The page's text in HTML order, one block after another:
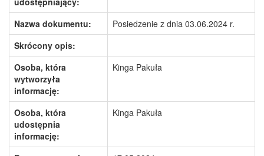
Nazwa dokumentu:
Posiedzenie z dnia 03.06.2024 r.
Skrócony opis:
Osoba, która
wytworzyła
informację:
Kinga Pakuła
Osoba, która
udostępnia
informację:
Kinga Pakuła